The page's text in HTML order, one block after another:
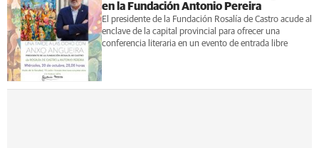
en la Fundación Antonio Pereira
El presidente de la Fundación Rosalía de Castro acude al
enclave de la capital provincial para ofrecer una
conferencia literaria en un evento de entrada libre